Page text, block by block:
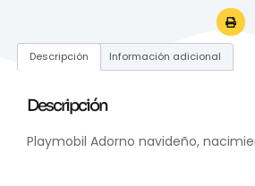
Descripción Información adicional
Descripción
Playmobil Adorno navideño,